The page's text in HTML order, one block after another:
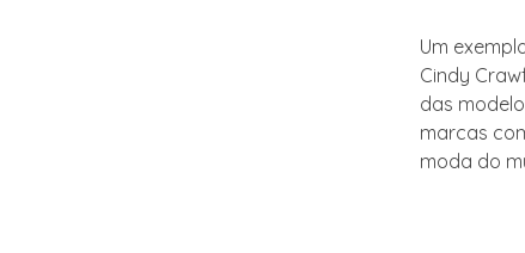
Um
Cindy
das
marcas
moda do